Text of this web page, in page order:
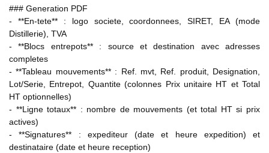
### Generation PDF
- **En-tete** : logo societe, coordonnees, SIRET, EA (mode
Distillerie), TVA
- **Blocs entrepots** : source et destination avec adresses
completes
- **Tableau mouvements** : Ref. mvt, Ref. produit, Designation,
Lot/Serie, Entrepot, Quantite (colonnes Prix unitaire HT et Total
HT optionnelles)
- **Ligne totaux** : nombre de mouvements (et total HT si prix
actives)
- **Signatures** : expediteur (date et heure expedition) et
destinataire (date et heure reception)